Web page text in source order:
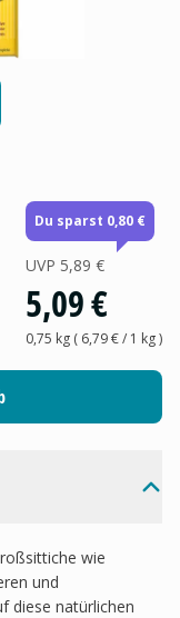
wie
und
diese natürlichen
Du sparst 0,80 €
UVP 5,89 €
5,09 €
0,75 kg( 6,79 €/ 1 kg)